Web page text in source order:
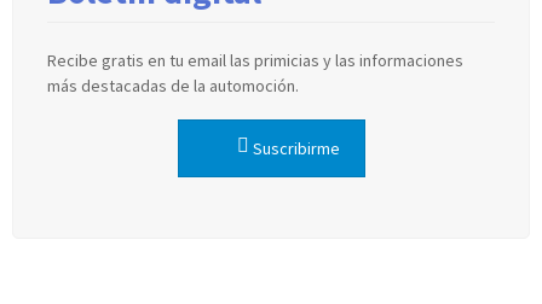
Recibe gratis en tu email las primicias y las informaciones
más destacadas de la automoción.
Suscribirme